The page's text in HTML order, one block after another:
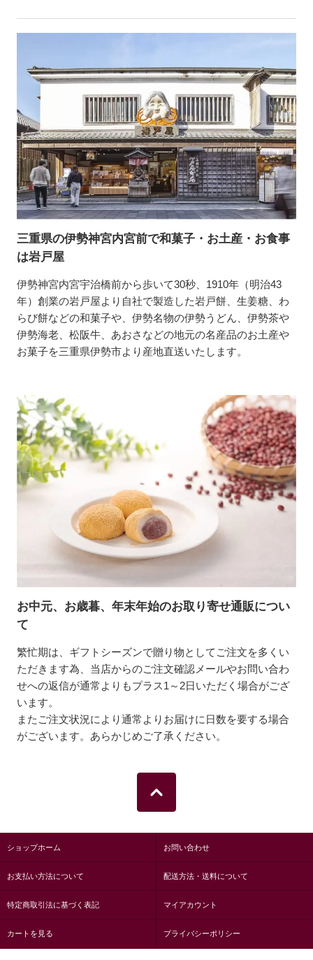
三重県の伊勢神宮内宮前で和菓子・お土産・お食事
は岩戸屋
伊勢神宮内宮宇治橋前から歩いて30秒、1910年（明治43
年）創業の岩戸屋より自社で製造した岩戸餅、生姜糖、わ
らび餅などの和菓子や、伊勢名物の伊勢うどん、伊勢茶や
伊勢海老、松阪牛、あおさなどの地元の名産品のお土産や
お菓子を三重県伊勢市より産地直送いたします。
お中元、お歳暮、年末年始のお取り寄せ通販につい
て
繁忙期は、ギフトシーズンで贈り物としてご注文を多くい
ただきます為、当店からのご注文確認メールやお問い合わ
せへの返信が通常よりもプラス1～2日いただく場合がござ
います。
またご注文状況により通常よりお届けに日数を要する場合
がございます。あらかじめご了承ください。
ショップホーム お問い合わせ
お支払い方法について 配送方法・送料について
特定商取引法に基づく表記 マイアカウント
カートを見る プライバシーポリシー